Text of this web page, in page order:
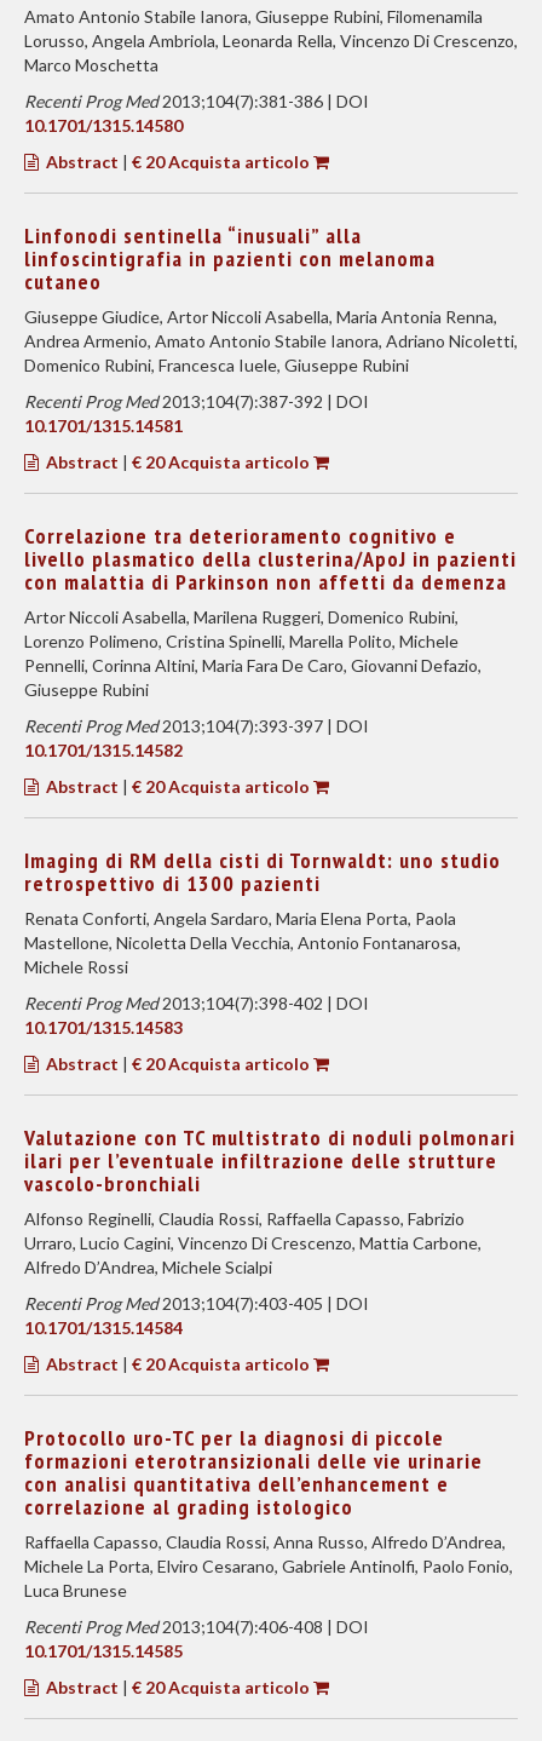
Amato Antonio Stabile Ianora, Giuseppe Rubini, Filomenamila
Lorusso, Angela Ambriola, Leonarda Rella, Vincenzo Di Crescenzo,
Marco Moschetta
Recenti Prog Med2013;104(7):381-386 | DOI
10.1701/1315.14580
Abstract | € 20 Acquista articolo
Linfonodi sentinella “inusuali” alla
linfoscintigrafia in pazienti con melanoma
cutaneo
Giuseppe Giudice, Artor Niccoli Asabella, Maria Antonia Renna,
Andrea Armenio, Amato Antonio Stabile Ianora, Adriano Nicoletti,
Domenico Rubini, Francesca Iuele, Giuseppe Rubini
Recenti Prog Med2013;104(7):387-392 | DOI
10.1701/1315.14581
Abstract | € 20 Acquista articolo
Correlazione tra deterioramento cognitivo e
livello plasmatico della clusterina/ApoJ in pazienti
con malattia di Parkinson non affetti da demenza
Artor Niccoli Asabella, Marilena Ruggeri, Domenico Rubini,
Lorenzo Polimeno, Cristina Spinelli, Marella Polito, Michele
Pennelli, Corinna Altini, Maria Fara De Caro, Giovanni Defazio,
Giuseppe Rubini
Recenti Prog Med2013;104(7):393-397 | DOI
10.1701/1315.14582
Abstract | € 20 Acquista articolo
Imaging di RM della cisti di Tornwaldt: uno studio
retrospettivo di 1300 pazienti
Renata Conforti, Angela Sardaro, Maria Elena Porta, Paola
Mastellone, Nicoletta Della Vecchia, Antonio Fontanarosa,
Michele Rossi
Recenti Prog Med2013;104(7):398-402 | DOI
10.1701/1315.14583
Abstract | € 20 Acquista articolo
Valutazione con TC multistrato di noduli polmonari
ilari per l’eventuale infiltrazione delle strutture
vascolo-bronchiali
Alfonso Reginelli, Claudia Rossi, Raffaella Capasso, Fabrizio
Urraro, Lucio Cagini, Vincenzo Di Crescenzo, Mattia Carbone,
Alfredo D’Andrea, Michele Scialpi
Recenti Prog Med2013;104(7):403-405 | DOI
10.1701/1315.14584
Abstract | € 20 Acquista articolo
Protocollo uro-TC per la diagnosi di piccole
formazioni eterotransizionali delle vie urinarie
con analisi quantitativa dell’enhancement e
correlazione al grading istologico
Raffaella Capasso, Claudia Rossi, Anna Russo, Alfredo D’Andrea,
Michele La Porta, Elviro Cesarano, Gabriele Antinolfi, Paolo Fonio,
Luca Brunese
Recenti Prog Med2013;104(7):406-408 | DOI
10.1701/1315.14585
Abstract | € 20 Acquista articolo